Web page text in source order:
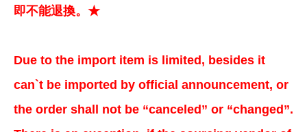
即不能退換。★
Due to the import item is limited, besides it
can`t be imported by official announcement, or
the order shall not be “canceled” or “changed”.